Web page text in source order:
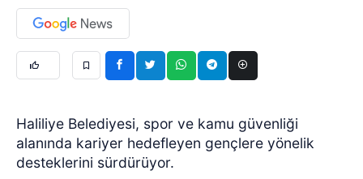
Haliliye Belediyesi, spor ve kamu güvenliği
alanında kariyer hedefleyen gençlere yönelik
desteklerini sürdürüyor.